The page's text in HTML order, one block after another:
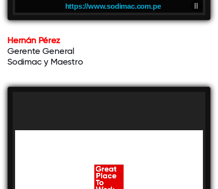
https://www.sodimac.com.pe
Hernán Pérez
Gerente General
Sodimac y Maestro